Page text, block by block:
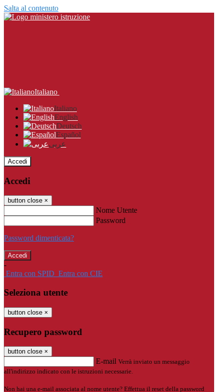
Salta al contenuto
Italiano
Italiano
English
Deutsch
Español
عربى
Accedi
Accedi
button close ×
Nome Utente
Password
Password dimenticata?
-
Entra con SPID Entra con CIE
Seleziona utente
button close ×
Recupero password
button close ×
E-mail Verrà inviato un messaggio
all'indirizzo indicato con le istruzioni necessarie.
Non hai una e-mail associata al nome utente? Effettua il reset della password